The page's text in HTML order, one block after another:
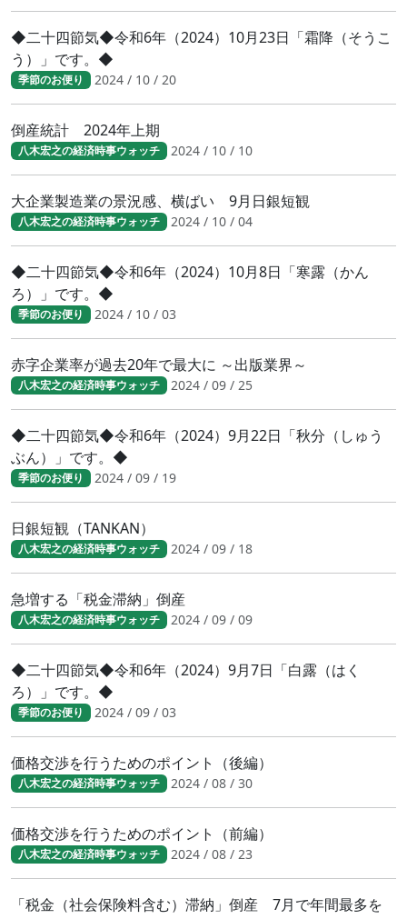
◆二十四節気◆令和6年（2024）10月23日「霜降（そうこ
う）」です。◆
季節のお便り 2024 / 10 / 20
倒産統計 2024年上期
八木宏之の経済時事ウォッチ 2024 / 10 / 10
大企業製造業の景況感、横ばい 9月日銀短観
八木宏之の経済時事ウォッチ 2024 / 10 / 04
◆二十四節気◆令和6年（2024）10月8日「寒露（かん
ろ）」です。◆
季節のお便り 2024 / 10 / 03
赤字企業率が過去20年で最大に ～出版業界～
八木宏之の経済時事ウォッチ 2024 / 09 / 25
◆二十四節気◆令和6年（2024）9月22日「秋分（しゅう
ぶん）」です。◆
季節のお便り 2024 / 09 / 19
日銀短観（TANKAN）
八木宏之の経済時事ウォッチ 2024 / 09 / 18
急増する「税金滞納」倒産
八木宏之の経済時事ウォッチ 2024 / 09 / 09
◆二十四節気◆令和6年（2024）9月7日「白露（はく
ろ）」です。◆
季節のお便り 2024 / 09 / 03
価格交渉を行うためのポイント（後編）
八木宏之の経済時事ウォッチ 2024 / 08 / 30
価格交渉を行うためのポイント（前編）
八木宏之の経済時事ウォッチ 2024 / 08 / 23
「税金（社会保険料含む）滞納」倒産 7月で年間最多を